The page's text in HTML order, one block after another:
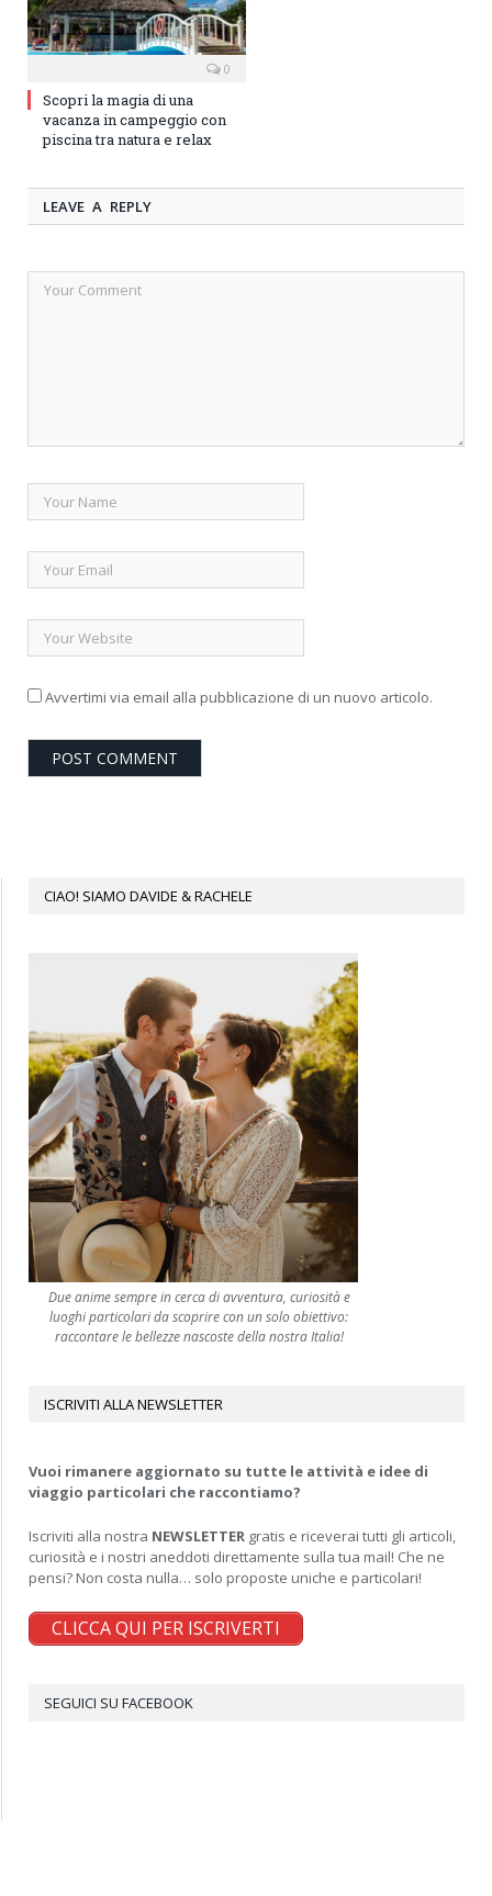
0
Scopri la magia di una
vacanza in campeggio con
piscina tra natura e relax
LEAVE A REPLY
Avvertimi via email alla pubblicazione di un nuovo articolo.
CIAO! SIAMO DAVIDE & RACHELE
Due anime sempre in cerca di avventura, curiosità e
luoghi particolari da scoprire con un solo obiettivo:
raccontare le bellezze nascoste della nostra Italia!
ISCRIVITI ALLA NEWSLETTER
Vuoi rimanere aggiornato su tutte le attività e idee di
viaggio particolari che raccontiamo?
Iscriviti alla nostra NEWSLETTER gratis e riceverai tutti gli articoli,
curiosità e i nostri aneddoti direttamente sulla tua mail! Che ne
pensi? Non costa nulla… solo proposte uniche e particolari!
CLICCA QUI PER ISCRIVERTI
SEGUICI SU FACEBOOK